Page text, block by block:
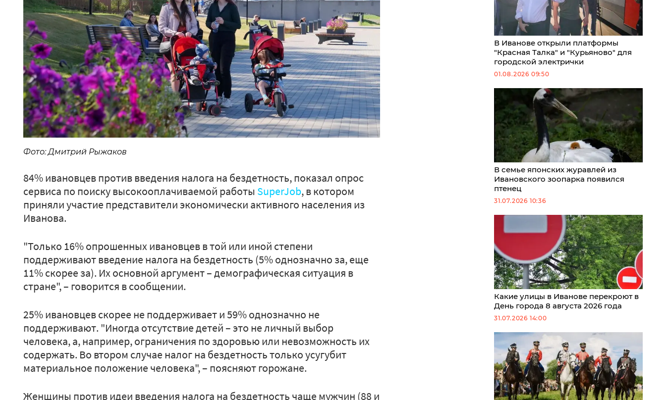
Фото: Дмитрий Рыжаков
84% ивановцев против введения налога на бездетность, показал опрос
сервиса по поиску высокооплачиваемой работы SuperJob, в котором
приняли участие представители экономически активного населения из
Иванова.
"Только 16% опрошенных ивановцев в той или иной степени
поддерживают введение налога на бездетность (5% однозначно за, еще
11% скорее за). Их основной аргумент – демографическая ситуация в
стране", – говорится в сообщении.
25% ивановцев скорее не поддерживает и 59% однозначно не
поддерживают. "Иногда отсутствие детей – это не личный выбор
человека, а, например, ограничения по здоровью или невозможность их
содержать. Во втором случае налог на бездетность только усугубит
материальное положение человека", – поясняют горожане.
Женщины против идеи введения налога на бездетность чаще мужчин (88 и
В Иванове открыли платформы
"Красная Талка" и "Курьяново" для
городской электрички
01.08.2026 09:50
В семье японских журавлей из
Ивановского зоопарка появился
птенец
31.07.2026 10:36
Какие улицы в Иванове перекроют в
День города 8 августа 2026 года
31.07.2026 14:00